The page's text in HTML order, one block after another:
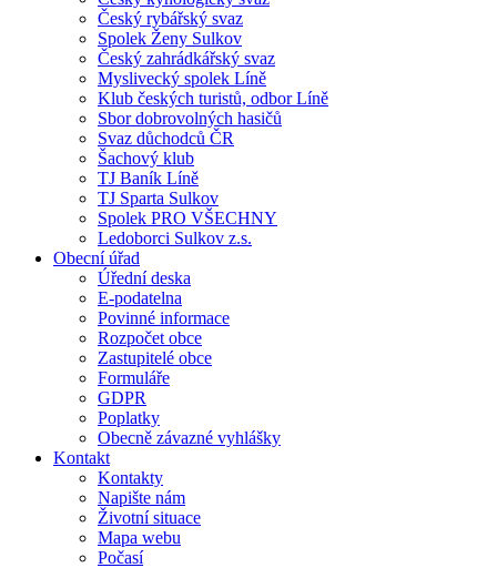
Český rybářský svaz
Spolek Ženy Sulkov
Český zahrádkářský svaz
Myslivecký spolek Líně
Klub českých turistů, odbor Líně
Sbor dobrovolných hasičů
Svaz důchodců ČR
Šachový klub
TJ Baník Líně
TJ Sparta Sulkov
Spolek PRO VŠECHNY
Ledoborci Sulkov z.s.
Obecní úřad
Úřední deska
E-podatelna
Povinné informace
Rozpočet obce
Zastupitelé obce
Formuláře
GDPR
Poplatky
Obecně závazné vyhlášky
Kontakt
Kontakty
Napište nám
Životní situace
Mapa webu
Počasí